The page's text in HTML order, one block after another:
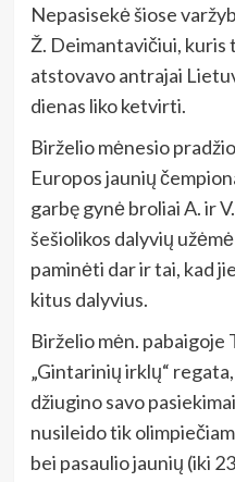
Nepasisekė šiose
Ž. Deimantavičiui,
atstovavo antrajai
dienas liko ketvirti.
Birželio mėnesio
Europos jaunių
garbę gynė broliai A. ir
šešiolikos dalyvių
paminėti dar ir tai, kad
kitus dalyvius.
Birželio mėn.
„Gintarinių irklų“
džiugino savo
nusileido tik
bei pasaulio jaunių (iki